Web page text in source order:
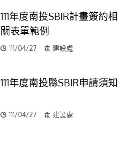
111年度南投SBIR計畫簽約相
關表單範例
111/04/27 建設處
111年度南投縣SBIR申請須知
111/04/27 建設處